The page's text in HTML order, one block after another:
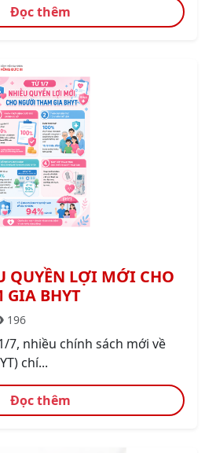
Đọc thêm
QUYỀN LỢI MỚI CHO
BHYT
196
7, nhiều chính sách mới về
chí...
Đọc thêm